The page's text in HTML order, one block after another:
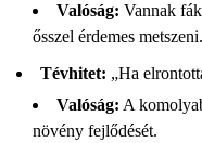
Valóság: Vannak
ősszel érdemes metszeni.
Tévhitet: „Ha
Valóság: A
növény fejlődését.